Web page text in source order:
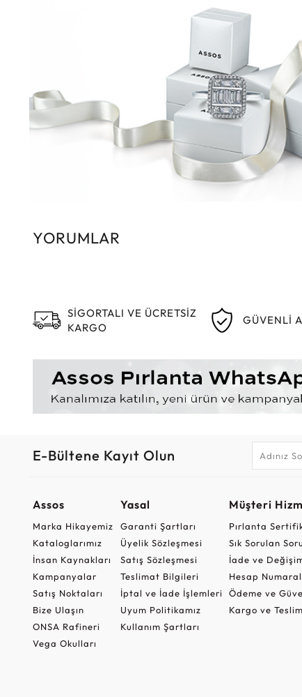
YORUMLAR
SİGORTALI VE ÜCRETSİZ
KARGO
GÜVENLİ
E-Bültene Kayıt Olun
Assos
Marka Hikayemiz
Kataloglarımız
İnsan Kaynakları
Kampanyalar
Satış Noktaları
Bize Ulaşın
ONSA Rafineri
Vega Okulları
Yasal
Garanti Şartları
Üyelik Sözleşmesi
Satış Sözleşmesi
Teslimat Bilgileri
İptal ve İade İşlemleri
Uyum Politikamız
Kullanım Şartları
Müşteri
Pırlanta
Sık Sorulan
İade ve
Hesap
Ödeme ve
Kargo ve